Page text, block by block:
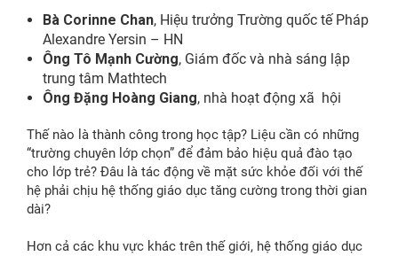
Bà Corinne Chan, Hiệu trưởng Trường quốc tế Pháp
Alexandre Yersin – HN
Ông Tô Mạnh Cường, Giám đốc và nhà sáng lập
trung tâm Mathtech
Ông Đặng Hoàng Giang, nhà hoạt động xã hội
Thế nào là thành công trong học tập? Liệu cần có những
“trường chuyên lớp chọn” để đảm bảo hiệu quả đào tạo
cho lớp trẻ? Đâu là tác động về mặt sức khỏe đối với thế
hệ phải chịu hệ thống giáo dục tăng cường trong thời gian
dài?
Hơn cả các khu vực khác trên thế giới, hệ thống giáo dục